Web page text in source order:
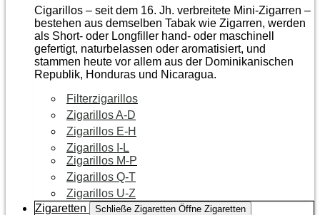
Cigarillos – seit dem 16. Jh. verbreitete Mini-Zigarren –
bestehen aus demselben Tabak wie Zigarren, werden
als Short- oder Longfiller hand- oder maschinell
gefertigt, naturbelassen oder aromatisiert, und
stammen heute vor allem aus der Dominikanischen
Republik, Honduras und Nicaragua.
Filterzigarillos
Zigarillos A-D
Zigarillos E-H
Zigarillos I-L
Zigarillos M-P
Zigarillos Q-T
Zigarillos U-Z
Zigaretten
Schließe Zigaretten Öffne Zigaretten